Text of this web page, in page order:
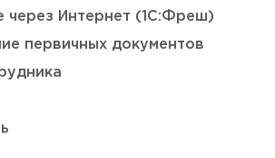
через Интернет (1С:Фреш)
первичных документов